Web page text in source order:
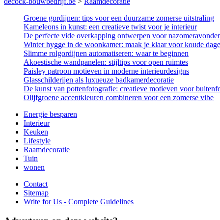
Groene gordijnen: tips voor een duurzame zomerse uitstraling
Kameleons in kunst: een creatieve twist voor je interieur
De perfecte vide overkapping ontwerpen voor
Winter hygge in de woonkamer: maak je klaar voor koude
Slimme rolgordijnen automatiseren: waar te beginnen
Akoestische wandpanelen: stijltips voor open ruimtes
Paisley patroon motieven in moderne interieurdesigns
Glasschilderijen als luxueuze badkamerdecoratie
De kunst van pottenfotografie: creatieve motieven voor
Olijfgroene accentkleuren combineren voor een zomerse vibe
Energie besparen
Interieur
Keuken
Lifestyle
Raamdecoratie
Tuin
wonen
Contact
Sitemap
Write for Us - Complete Guidelines